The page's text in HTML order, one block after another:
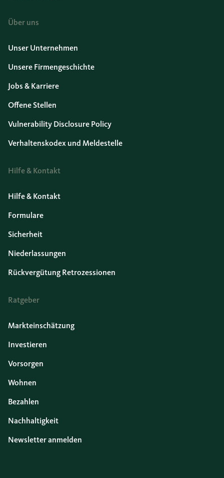
Über uns
Unser Unternehmen
Unsere Firmengeschichte
Jobs & Karriere
Offene Stellen
Vulnerability Disclosure Policy
Verhaltenskodex und Meldestelle
Hilfe & Kontakt
Hilfe & Kontakt
Formulare
Sicherheit
Niederlassungen
Rückvergütung Retrozessionen
Ratgeber
Markteinschätzung
Investieren
Vorsorgen
Wohnen
Bezahlen
Nachhaltigkeit
Newsletter anmelden